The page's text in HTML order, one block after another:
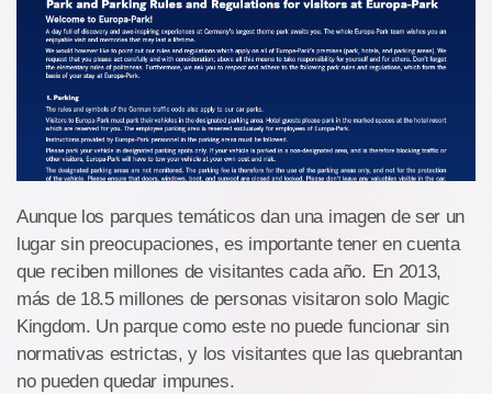
Aunque los parques temáticos dan una imagen de ser un
lugar sin preocupaciones, es importante tener en cuenta
que reciben millones de visitantes cada año. En 2013,
más de 18.5 millones de personas visitaron solo Magic
Kingdom. Un parque como este no puede funcionar sin
normativas estrictas, y los visitantes que las quebrantan
no pueden quedar impunes.